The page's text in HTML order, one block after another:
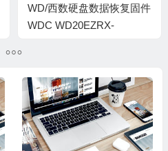
WD/西数硬盘数据恢复固件
WDC WD20EZRX-
00040050-1714